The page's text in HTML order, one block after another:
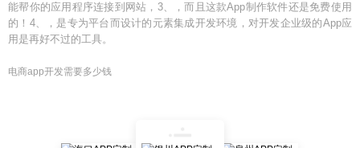
能帮你的应用程序连接到网站，3、，而且这款App制作软件还是免费使用
的！4、，是专为平台而设计的元素集成开发环境，对开发企业级的App应
用是再好不过的工具。
电商app开发需要多少钱